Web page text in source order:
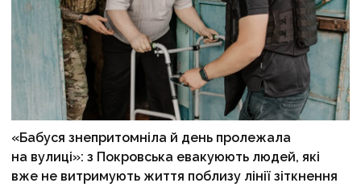
«Бабуся знепритомніла й день пролежала
на вулиці»: з Покровська евакуюють людей, які
вже не витримують життя поблизу лінії зіткнення